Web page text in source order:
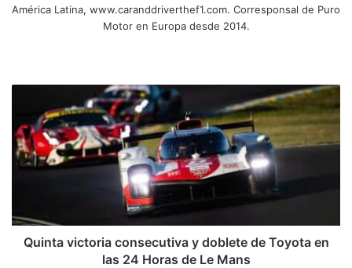
América Latina, www.caranddriverthef1.com. Corresponsal de Puro
Motor en Europa desde 2014.
consecutiva
y
doblete
las
Quinta victoria consecutiva y doblete de Toyota en
las 24 Horas de Le Mans